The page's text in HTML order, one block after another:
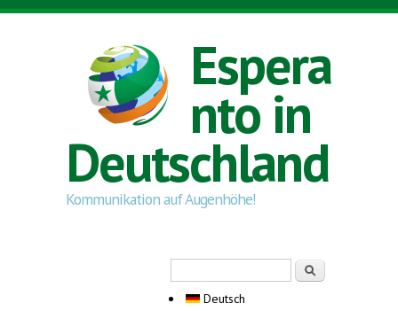
Direkt zum Inhalt
Espera
nto in
Deutschland
Kommunikation auf Augenhöhe!
Deutsch